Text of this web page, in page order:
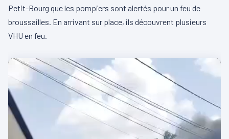
Petit-Bourg que les pompiers sont alertés pour un feu de
broussailles. En arrivant sur place, ils découvrent plusieurs
VHU en feu.